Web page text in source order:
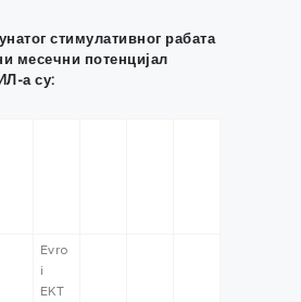
стимулативног рабата
месечни потенцијал
а су:
Evro
i
EKT